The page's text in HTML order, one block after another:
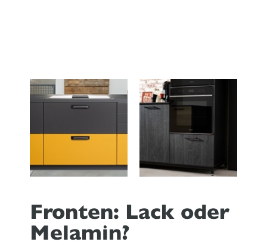
Fronten: Lack oder
Melamin?